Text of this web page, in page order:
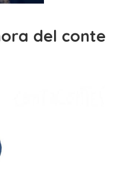
del conte